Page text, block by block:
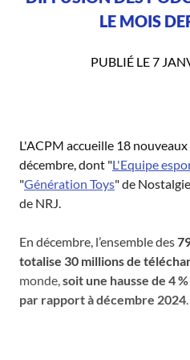
LE MOIS
PUBLIÉ LE 7
L'ACPM accueille 18
décembre, dont "L'Equipe
"Génération Toys" de
de NRJ.
En décembre, l’ensemble des
totalise 30 millions de
monde,soit une hausse de 4
par rapport à décembre 2024.